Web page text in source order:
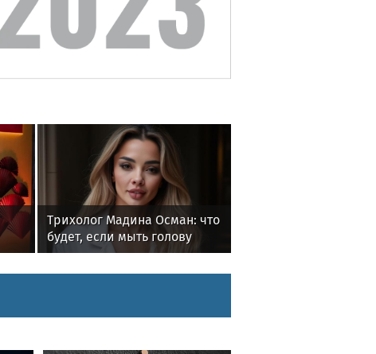
Трихолог Мадина Осман: что
будет, если мыть голову
ежедневно